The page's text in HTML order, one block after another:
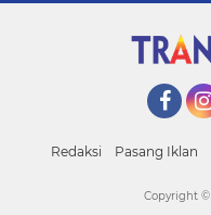
Redaksi Pasang Iklan
Copyright ©